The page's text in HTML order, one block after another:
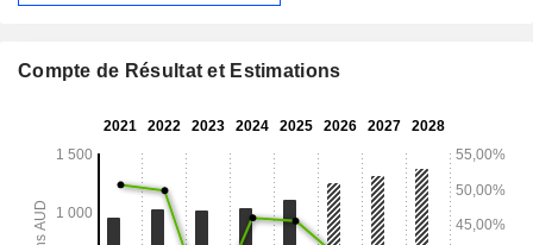
Compte de Résultat et Estimations